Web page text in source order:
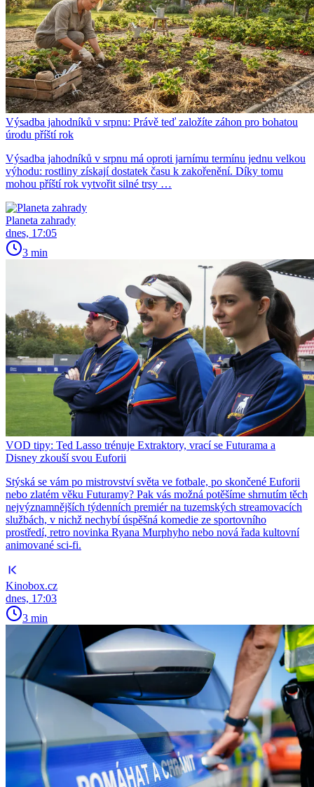
Výsadba jahodníků v srpnu: Právě teď založíte záhon pro bohatou
úrodu příští rok
Výsadba jahodníků v srpnu má oproti jarnímu termínu jednu velkou
výhodu: rostliny získají dostatek času k zakořenění. Díky tomu
mohou příští rok vytvořit silné trsy …
Planeta zahrady
dnes, 17:05
3 min
VOD tipy: Ted Lasso trénuje Extraktory, vrací se Futurama a
Disney zkouší svou Euforii
Stýská se vám po mistrovství světa ve fotbale, po skončené Euforii
nebo zlatém věku Futuramy? Pak vás možná potěšíme shrnutím těch
nejvýznamnějších týdenních premiér na tuzemských streamovacích
službách, v nichž nechybí úspěšná komedie ze sportovního
prostředí, retro novinka Ryana Murphyho nebo nová řada kultovní
animované sci-fi.
Kinobox.cz
dnes, 17:03
3 min